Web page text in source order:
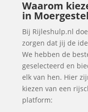
Waarom
in
Bij Rijleshulp.nl
zorgen dat jij de
We hebben de
geselecteerd en
elk van hen. Hier
kiezen van een
platform: